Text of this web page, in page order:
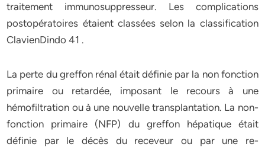
traitement immunosuppresseur. Les complications
postopératoires étaient classées selon la classification
ClavienDindo 41 .
La perte du greffon rénal était définie par la non fonction
primaire ou retardée, imposant le recours à une
hémofiltration ou à une nouvelle transplantation. La non-
fonction primaire (NFP) du greffon hépatique était
définie par le décès du receveur ou par une re-